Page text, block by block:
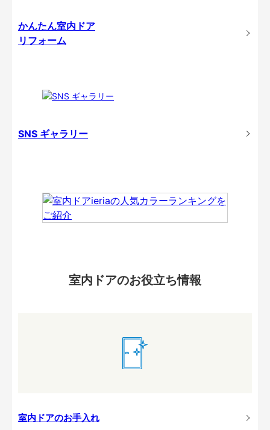
かんたん室内ドア
リフォーム
SNS ギャラリー
室内ドアのお役立ち情報
室内ドアのお手入れ